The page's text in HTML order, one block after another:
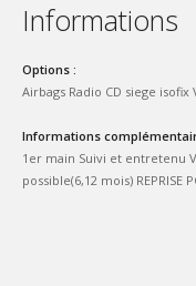
Informations
Options :
Airbags Radio CD siege
Informations
1er main Suivi et entretenu
possible(6,12 mois) REPRISE